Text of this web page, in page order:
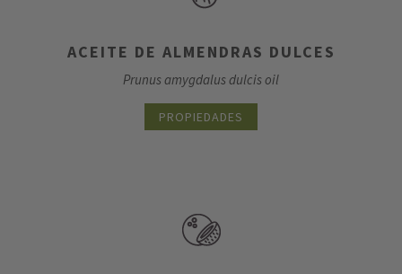
ACEITE DE ALMENDRAS DULCES
Prunus amygdalus dulcis oil
PROPIEDADES